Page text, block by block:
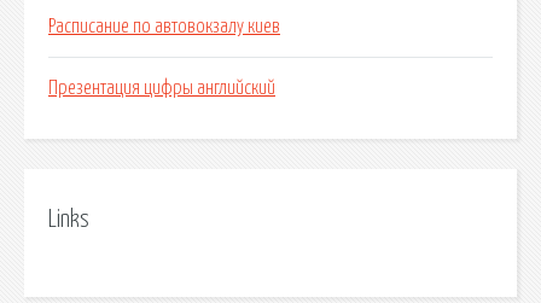
Расписание по автовокзалу киев
Презентация цифры английский
Links